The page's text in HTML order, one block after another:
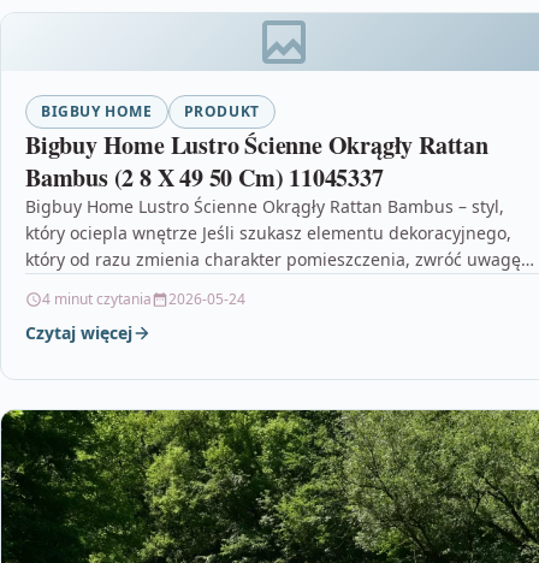
BIGBUY HOME PRODUKT
Bigbuy Home Lustro Ścienne Okrągły Rattan
Bambus (2 8 X 49 50 Cm) 11045337
Bigbuy Home Lustro Ścienne Okrągły Rattan Bambus – styl,
który ociepla wnętrze Jeśli szukasz elementu dekoracyjnego,
który od razu zmienia charakter pomieszczenia, zwróć uwagę…
4 minut czytania 2026-05-24
Czytaj więcej